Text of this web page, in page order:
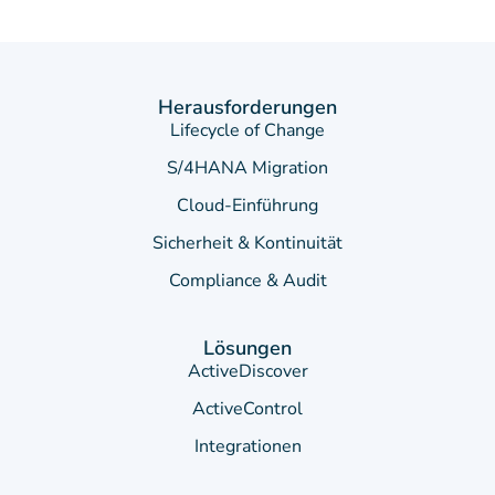
Herausforderungen
Lifecycle of Change
S/4HANA Migration
Cloud-Einführung
Sicherheit & Kontinuität
Compliance & Audit
Lösungen
ActiveDiscover
ActiveControl
Integrationen